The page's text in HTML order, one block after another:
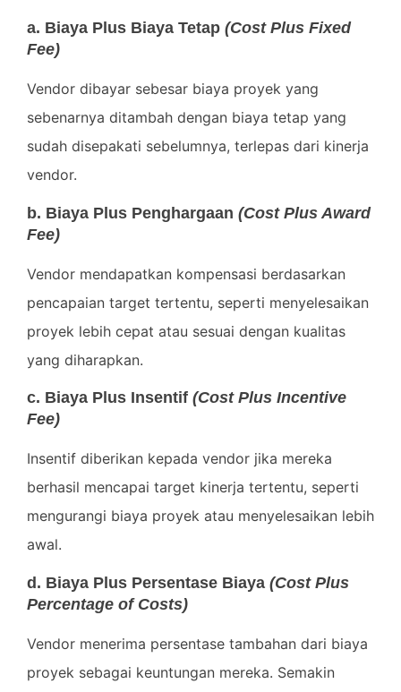
a. Biaya Plus Biaya Tetap (Cost Plus Fixed
Fee)
Vendor dibayar sebesar biaya proyek yang
sebenarnya ditambah dengan biaya tetap yang
sudah disepakati sebelumnya, terlepas dari kinerja
vendor.
b. Biaya Plus Penghargaan (Cost Plus Award
Fee)
Vendor mendapatkan kompensasi berdasarkan
pencapaian target tertentu, seperti menyelesaikan
proyek lebih cepat atau sesuai dengan kualitas
yang diharapkan.
c. Biaya Plus Insentif (Cost Plus Incentive
Fee)
Insentif diberikan kepada vendor jika mereka
berhasil mencapai target kinerja tertentu, seperti
mengurangi biaya proyek atau menyelesaikan lebih
awal.
d. Biaya Plus Persentase Biaya (Cost Plus
Percentage of Costs)
Vendor menerima persentase tambahan dari biaya
proyek sebagai keuntungan mereka. Semakin